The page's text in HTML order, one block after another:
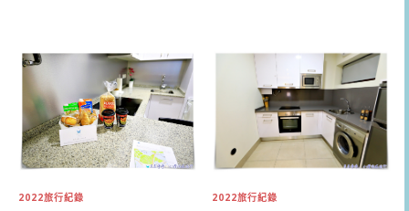
2022旅行紀錄 2022旅行紀錄